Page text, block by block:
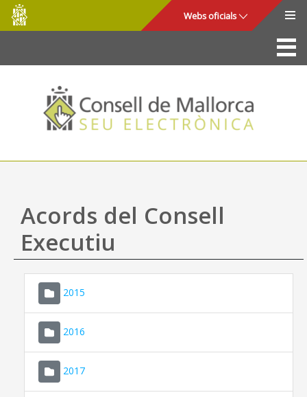
Salta al contingut principal
Consell
de
Mallorca
Webs oficials
La Seu
Consell de Mallorca
Accés i seguretat
Utilitats
Ajuda
Acords del Consell
Executiu
2015
2016
2017